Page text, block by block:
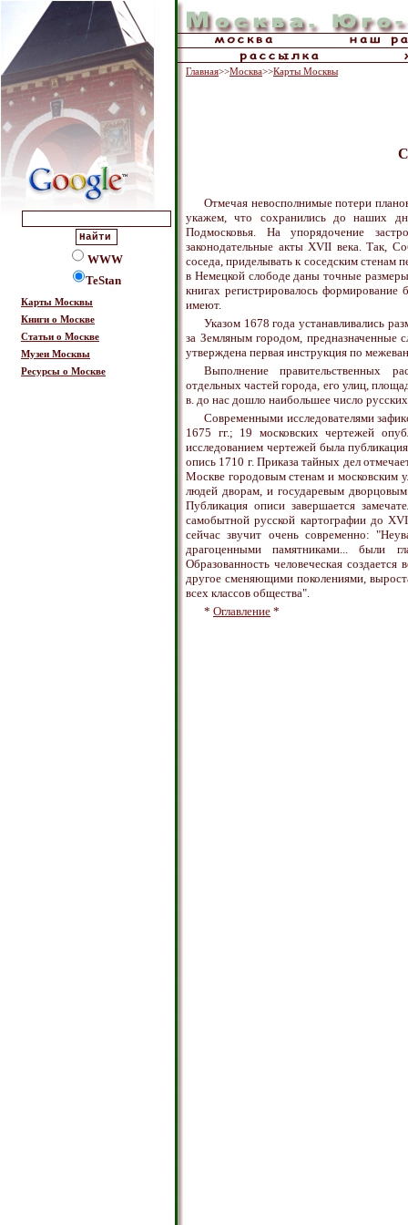
WWW
TeStan
Карты Москвы
Книги о Москве
Статьи о Москве
Музеи Москвы
Ресурсы о Москве
Главная>>Москва>>Карты Москвы
Отмечая невосполнимые потери
укажем, что сохранились до наших
Подмосковья. На упорядочение
законодательные акты XVII века. Так,
соседа, приделывать к соседским стенам
в Немецкой слободе даны точные
книгах регистрировалось
имеют.
Указом 1678 года устанавливались
за Земляным городом,
утверждена первая инструкция по
Выполнение правительственных
отдельных частей города, его улиц,
в. до нас дошло наибольшее число
Современными исследователями
1675 гг.; 19 московских чертежей
исследованием чертежей была
опись 1710 г. Приказа тайных дел
Москве городовым стенам и московским
людей дворам, и государевым
Публикация описи завершается
самобытной русской картографии до
сейчас звучит очень современно:
драгоценными памятниками... были
Образованность человеческая
другое сменяющими поколениями,
всех классов общества".
* Оглавление *